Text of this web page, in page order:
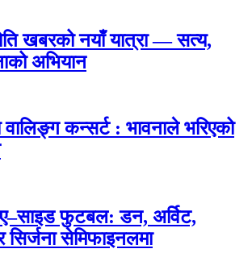
खबरको नयाँ यात्रा — सत्य,
अभियान
वालिङ्ग कन्सर्ट : भावनाले भरिएको
फुटबल: डन, अर्विट,
सिर्जना सेमिफाइनलमा